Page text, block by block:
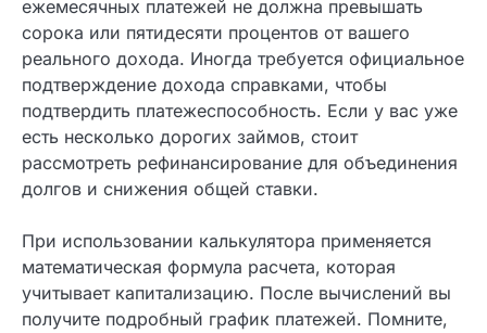
факторов. Важнейшим является ваша кредитная
история — подробный отчет о всех прошлых и
текущих обязательствах. Также банком всегда
оценивается долговая нагрузка: сумма всех
ежемесячных платежей не должна превышать
сорока или пятидесяти процентов от вашего
реального дохода. Иногда требуется
официальное подтверждение дохода
платежеспособность. Если у вас уже есть
несколько дорогих займов, стоит рассмотреть
рефинансирование для объединения долгов и
снижения общей ставки.
Ваша заявка одобрена!